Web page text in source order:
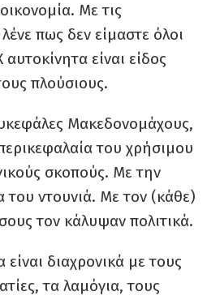
Με τις
πως δεν είμαστε όλοι
αυτοκίνητα είναι είδος
πλούσιους.
Μακεδονομάχους,
του χρήσιμου
σκοπούς. Με την
του ντουνιά. Με τον (κάθε)
τον κάλυψαν πολιτικά.
είναι διαχρονικά με τους
τα λαμόγια, τους